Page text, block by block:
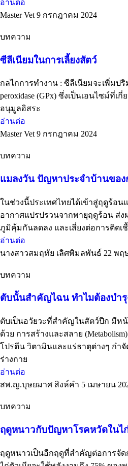
อ่านต่อ
Master Vet 9 กรกฎาคม 2024
บทความ
ซีลีเนียมในการเลี้ยงสัตว์
กลไกการทำงาน : ซีลีเนียมจะเพิ่มป
peroxidase (GPx) ซึ่งเป็นเอนไซม์ที่
อนุมูลอิสระ
อ่านต่อ
Master Vet 9 กรกฎาคม 2024
บทความ
แมลงวัน ปัญหาประจำบ้านของ
ในช่วงนี้ประเทศไทยได้เข้าสู่ฤดูร้อ
อากาศแปรปรวนจากพายุฤดูร้อน ส่ง
ภูมิคุ้มกันลดลง และเสี่ยงต่อการติดเ
อ่านต่อ
นางสาวสมฤทัย เลิศพิมลพันธ์ 22 พฤ
บทความ
ตับนั้นสำคัญไฉน ทำไมต้องบำรุ
ตับเป็นอวัยวะที่สำคัญในสัตว์ปีก มีห
ด้วย การสร้างและสลาย
โปรตีน วิตามินและแร่ธาตุต่างๆ กำ
ร่างกาย
อ่านต่อ
สพ.ญ.บุษยมาศ สิงห์คำ 5 เมษายน
บทความ
ฤดูหนาวกับปัญหาโรคหวัดในไ
ฤดูหนาวเป็นอีกฤดูที่สำคัญต่อการจัด